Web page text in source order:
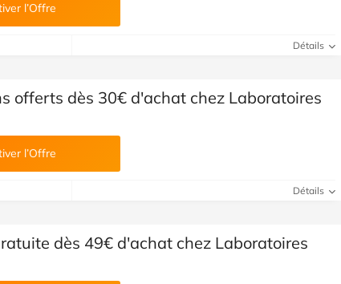
l’Offre
Détails
offerts dès 30€ d'achat chez Laboratoires
l’Offre
Détails
dès 49€ d'achat chez Laboratoires